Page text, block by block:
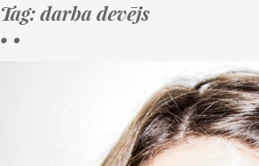
Tag: darba devējs
• •